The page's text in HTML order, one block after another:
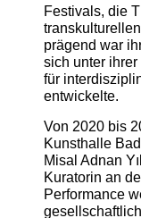
Festivals, die
prägend war
sich unter
für
entwickelte.
Von 2020 bis
Kunsthalle
Misal Adnan
Kuratorin an
Performance